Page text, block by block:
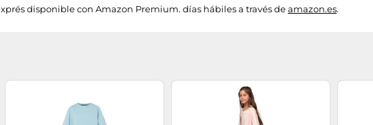
disponible con Amazon Premium. días hábiles a través deamazon.es.